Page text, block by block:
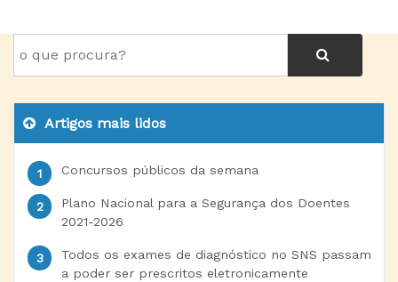
Artigos mais lidos
Concursos públicos da semana
Plano Nacional para a Segurança dos Doentes
2021-2026
Todos os exames de diagnóstico no SNS passam
a poder ser prescritos eletronicamente